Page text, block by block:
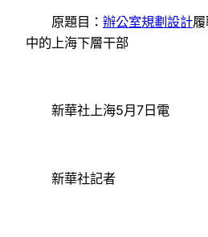
原題目： 辦公室規劃設計
中的上海下層干部
新華社上海5月7日電
新華社記者